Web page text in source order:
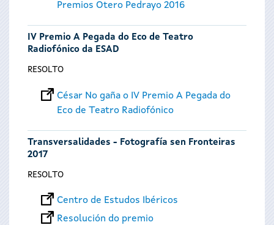
Premios Otero Pedrayo 2016
IV Premio A Pegada do Eco de Teatro
Radiofónico da ESAD
RESOLTO
César No gaña o IV Premio A Pegada do
Eco de Teatro Radiofónico
Transversalidades - Fotografía sen Fronteiras
2017
RESOLTO
Centro de Estudos Ibéricos
Resolución do premio